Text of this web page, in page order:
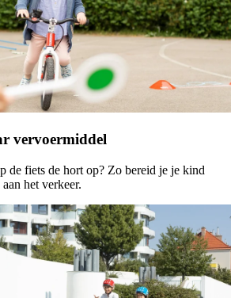
vervoermiddel
de fiets de hort op? Zo bereid je je kind
het verkeer.